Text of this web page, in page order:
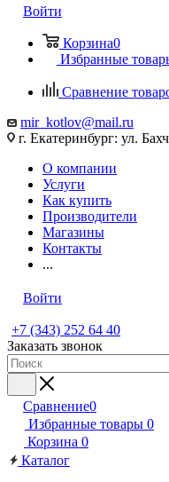
Войти
Корзина0
Избранные
Сравнение
mir_kotlov@mail.ru
г. Екатеринбург: ул.
О компании
Услуги
Как купить
Производители
Магазины
Контакты
...
Войти
+7 (343) 252 64 40
Заказать звонок
Сравнение0
Избранные товары 0
Корзина 0
Каталог